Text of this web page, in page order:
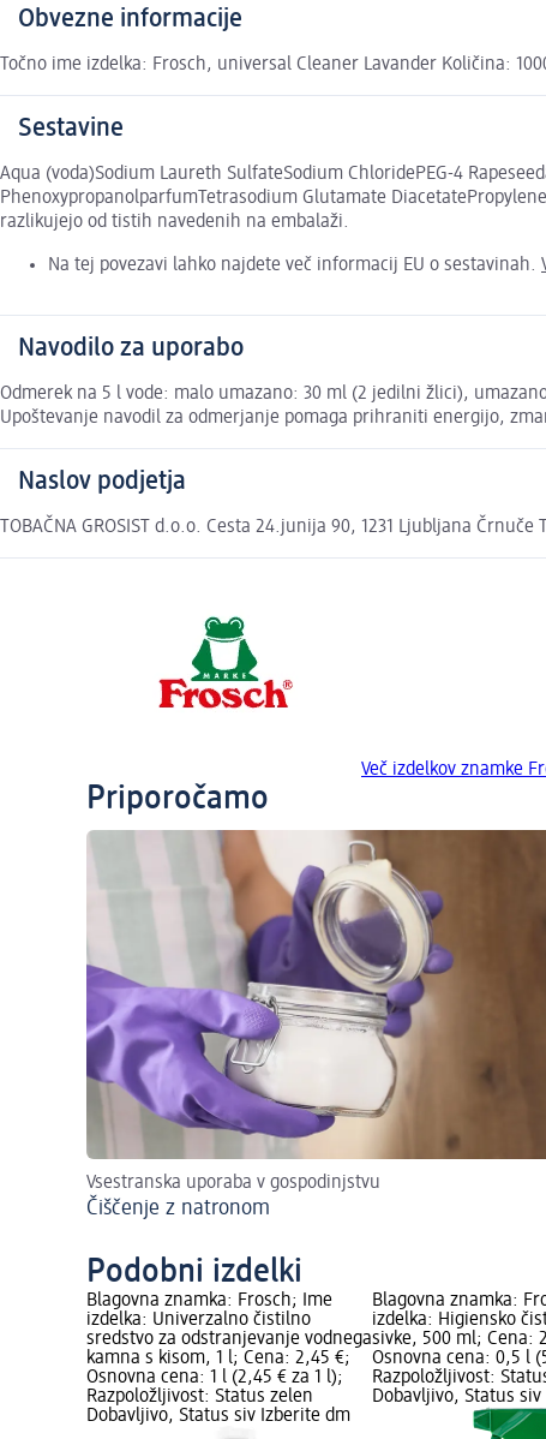
Obvezne informacije
Točno ime izdelka: Frosch, universal Cleaner Lavander Količina:
Sestavine
Aqua (voda)Sodium Laureth SulfateSodium ChloridePEG-4
PhenoxypropanolparfumTetrasodium Glutamate
razlikujejo od tistih navedenih na embalaži.
Na tej povezavi lahko najdete več informacij EU o sestavinah.
Navodilo za uporabo
Odmerek na 5 l vode: malo umazano: 30 ml (2 jedilni žlici),
Upoštevanje navodil za odmerjanje pomaga prihraniti energijo,
Naslov podjetja
TOBAČNA GROSIST d.o.o. Cesta 24.junija 90, 1231 Ljubljana
Več izdelkov znamke
Priporočamo
Vsestranska uporaba v gospodinjstvu
Čiščenje z natronom
Podobni izdelki
Blagovna znamka: Frosch; Ime
izdelka: Univerzalno čistilno
sredstvo za odstranjevanje vodnega
kamna s kisom, 1 l; Cena: 2,45 €;
Osnovna cena: 1 l (2,45 € za 1 l);
Razpoložljivost: Status zelen
Dobavljivo, Status siv Izberite dm
Blagovna znamka:
izdelka: Higiensko
sivke, 500 ml; Cena:
Osnovna cena: 0,5 l
Razpoložljivost:
Dobavljivo, Status